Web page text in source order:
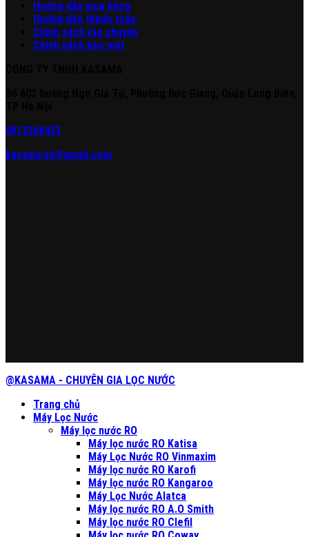
Hướng dẫn mua hàng
Hướng dẫn thanh toán
Chính sách vận chuyển
Chính sách bảo mật
0913268423
kasama.vn@gmail.com
@KASAMA - CHUYÊN GIA LỌC NƯỚC
Trang chủ
Máy Lọc Nước
Máy lọc nước RO
Máy lọc nước RO Katisa
Máy Lọc Nước RO Vinmaxim
Máy lọc nước RO Karofi
Máy lọc nước RO Kangaroo
Máy Lọc Nước Alatca
Máy lọc nước RO A.O Smith
Máy lọc nước RO Clefil